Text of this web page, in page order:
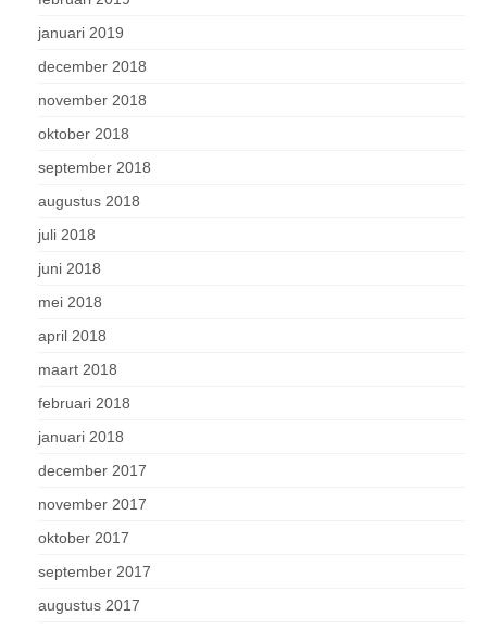
januari 2019
december 2018
november 2018
oktober 2018
september 2018
augustus 2018
juli 2018
juni 2018
mei 2018
april 2018
maart 2018
februari 2018
januari 2018
december 2017
november 2017
oktober 2017
september 2017
augustus 2017